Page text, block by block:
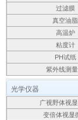
过滤膜
真空油脂
高温炉
粘度计
PH试纸
紫外线测
光学仪器
广视野体视
变倍体视显